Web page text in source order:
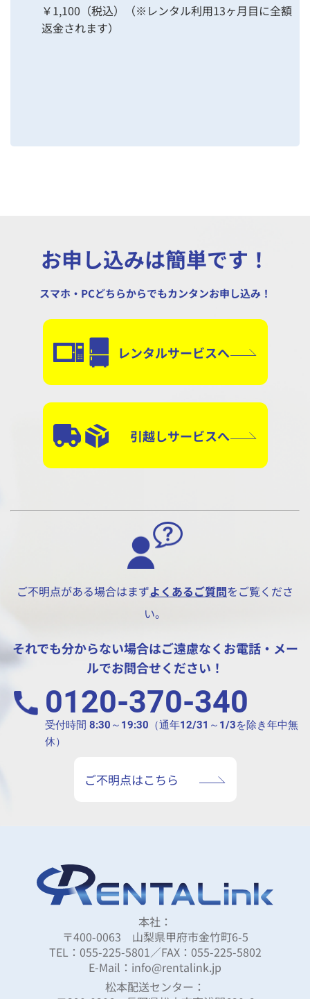
￥1,100（税込）（※レンタル利用13ヶ月目に全額
返金されます）
お申し込みは簡単です！
スマホ・PCどちらからでもカンタンお申し込み！
レンタルサービスへ
引越しサービスへ
ご不明点がある場合はまずよくあるご質問をご覧くださ
い。
それでも分からない場合はご遠慮なくお電話・メー
ルでお問合せください！
0120-370-340
受付時間 8:30～19:30（通年12/31～1/3を除き年中無
休）
ご不明点はこちら
本社：
〒400-0063 山梨県甲府市金竹町6-5
TEL：055-225-5801／FAX：055-225-5802
E-Mail：info@rentalink.jp
松本配送センター：